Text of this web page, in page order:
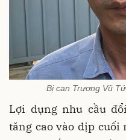
Bị can Trương Vũ
Lợi dụng nhu cầu
tăng cao vào dịp